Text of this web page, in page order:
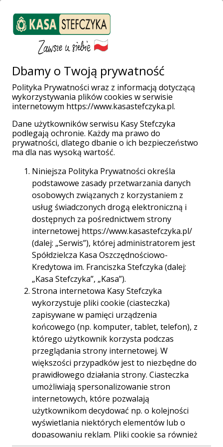
Weź pożyczkę
Załóż konto
Strona główna Placówki i Bankomaty Police Bankowa 16G
Placówka Stefczyk Finanse
Police, Bankowa 16G
72-010 Police, Bankowa 16G
Godziny otwarcia: pon. - pt. 09.00-17.00
Telefon:
913121095
913127505
E-mail: 065police.zamenhofa@kasystefczyka.pl
Trasa Start
Dbamy o Twoją prywatność
Polityka Prywatności wraz z informacją dotyczącą
wykorzystywania plików cookies w serwisie
internetowym https://www.kasastefczyka.pl.
Dane użytkowników serwisu Kasy Stefczyka
podlegają ochronie. Każdy ma prawo do
prywatności, dlatego dbanie o ich bezpieczeństwo
ma dla nas wysoką wartość.
Niniejsza Polityka Prywatności określa
podstawowe zasady przetwarzania danych
osobowych związanych z korzystaniem z
usług świadczonych drogą elektroniczną i
dostępnych za pośrednictwem strony
internetowej https://www.kasastefczyka.pl/
(dalej: „Serwis”), której administratorem jest
Spółdzielcza Kasa Oszczędnościowo-
Kredytowa im. Franciszka Stefczyka (dalej:
„Kasa Stefczyka”, „Kasa”).
Strona internetowa Kasy Stefczyka
wykorzystuje pliki cookie (ciasteczka)
zapisywane w pamięci urządzenia
końcowego (np. komputer, tablet, telefon), z
którego użytkownik korzysta podczas
przeglądania strony internetowej. W
większości przypadków jest to niezbędne do
prawidłowego działania strony. Ciasteczka
umożliwiają spersonalizowanie stron
internetowych, które pozwalają
użytkownikom decydować np. o kolejności
wyświetlania niektórych elementów lub o
dopasowaniu reklam. Pliki cookie są również